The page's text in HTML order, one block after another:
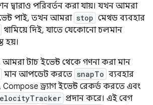
দ্বারাও পরিবর্তন করা যায়। যখন আমরা
পাই, তখন আমরা stop মেথড ব্যবহার
থামিয়ে দিই, যাতে যেকোনো চলমান
হয়।
আমরা টাচ ইভেন্ট থেকে গণনা করা মান
মান আপডেট করতে snapTo ব্যবহার
ড্র্যাগ ইভেন্ট রেকর্ড করতে এবং
প্রদান করে। এই বেগ